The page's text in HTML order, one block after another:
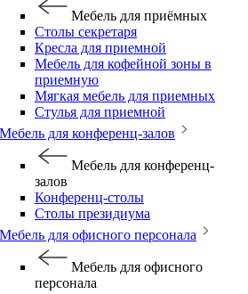
Мебель для приёмных
Столы секретаря
Кресла для приемной
Мебель для кофейной зоны в
приемную
Мягкая мебель для приемных
Стулья для приемной
Мебель для конференц-залов
Мебель для конференц-
залов
Конференц-столы
Столы президиума
Мебель для офисного персонала
Мебель для офисного
персонала